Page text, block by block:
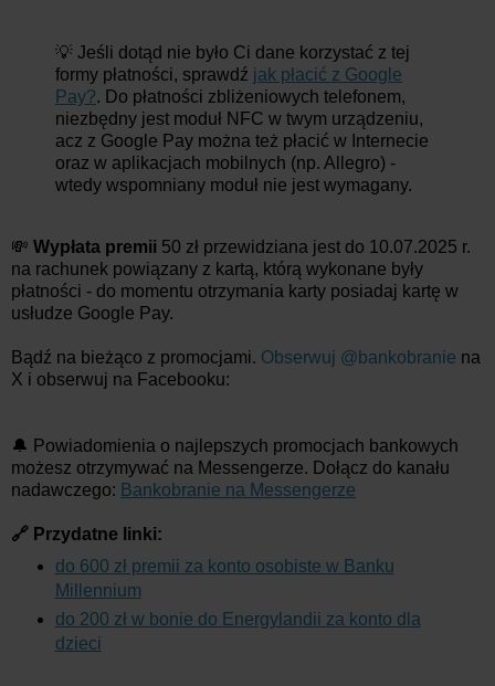
💡 Jeśli dotąd nie było Ci dane korzystać z tej
formy płatności, sprawdź jak płacić z Google
Pay?. Do płatności zbliżeniowych telefonem,
niezbędny jest moduł NFC w twym urządzeniu,
acz z Google Pay można też płacić w Internecie
oraz w aplikacjach mobilnych (np. Allegro) -
wtedy wspomniany moduł nie jest wymagany.
💸 Wypłata premii 50 zł przewidziana jest do 10.07.2025 r.
na rachunek powiązany z kartą, którą wykonane były
płatności - do momentu otrzymania karty posiadaj kartę w
usłudze Google Pay.
Bądź na bieżąco z promocjami. Obserwuj @bankobranie na
X i obserwuj na Facebooku:
🔔 Powiadomienia o najlepszych promocjach bankowych
możesz otrzymywać na Messengerze. Dołącz do kanału
nadawczego: Bankobranie na Messengerze
🔗 Przydatne linki:
do 600 zł premii za konto osobiste w Banku
Millennium
do 200 zł w bonie do Energylandii za konto dla
dzieci